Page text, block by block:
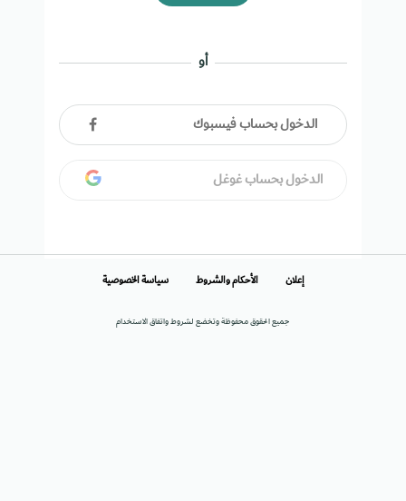
أو
الدخول بحساب فيسبوك
الدخول بحساب غوغل
جميع الحقوق محفوظة وتخضع لشروط واتفاق الاستخدام
إعلان الأحكام والشروط سياسة الخصوصية